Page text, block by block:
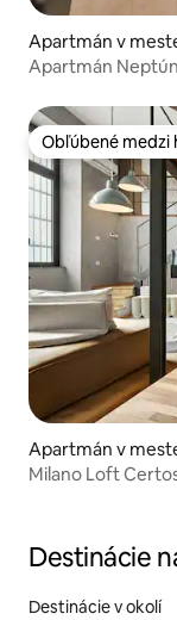
Apartmán v
Apartmán
Obľúbené medzi
Obľúbené medzi
Apartmán v
Milano Loft
Destinácie
Destinácie v okolí